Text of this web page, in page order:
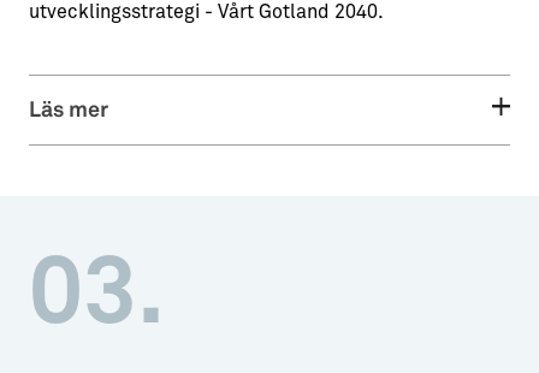
utvecklingsstrategi - Vårt Gotland 2040.
Läs mer
03.